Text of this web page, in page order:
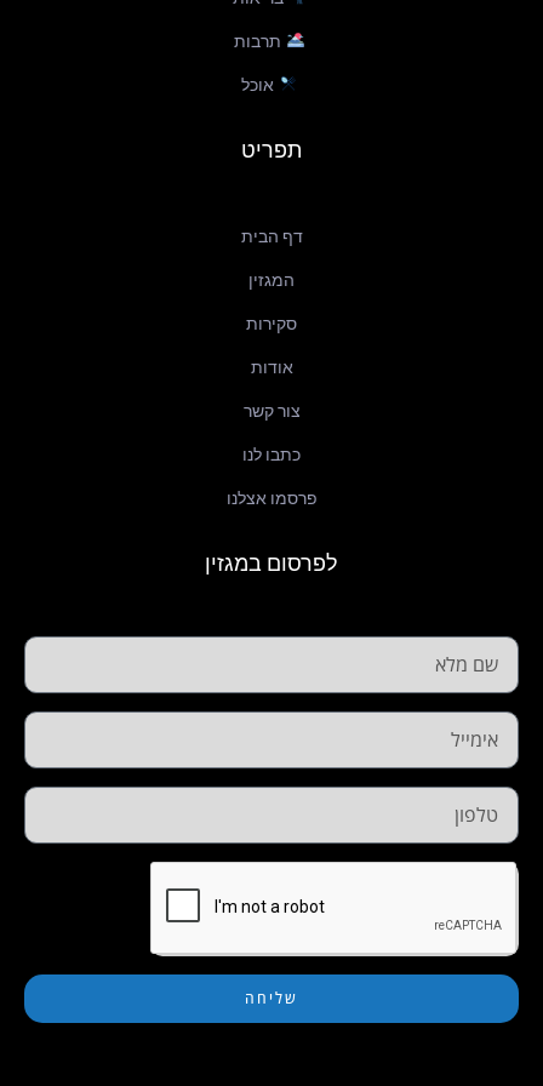
תרבות
אוכל
תפריט
דף הבית
המגזין
סקירות
אודות
צור קשר
כתבו לנו
פרסמו אצלנו
לפרסום במגזין
שליחה